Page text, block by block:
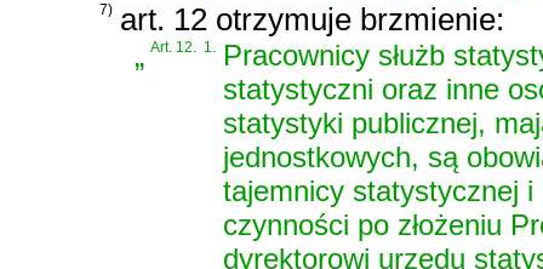
7) art. 12 otrzymuje brzmienie:
„Art. 12. 1. Pracownicy służb
statystyczni oraz inne
statystyki publicznej,
jednostkowych, są
tajemnicy statystycznej
czynności po złożeniu
dyrektorowi urzędu